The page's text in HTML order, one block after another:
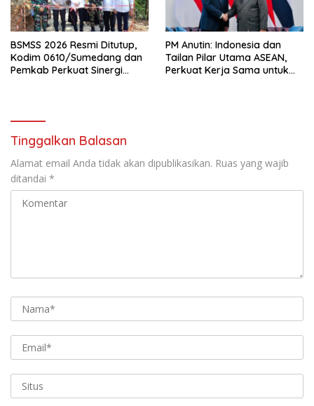
BSMSS 2026 Resmi Ditutup,
Kodim 0610/Sumedang dan
Pemkab Perkuat Sinergi
PM Anutin: Indonesia dan
Tailan Pilar Utama ASEAN,
Perkuat Kerja Sama untuk
Tinggalkan Balasan
Alamat email Anda tidak akan dipublikasikan. Ruas yang wajib
ditandai *